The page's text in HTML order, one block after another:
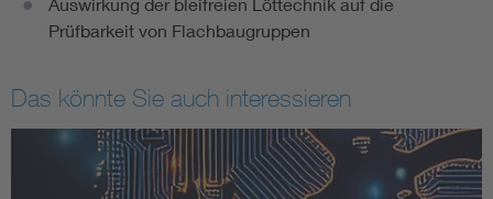
Auswirkung der bleifreien Löttechnik auf die
Prüfbarkeit von Flachbaugruppen
Das könnte Sie auch interessieren